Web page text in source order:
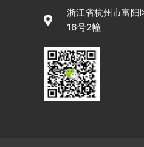
浙江省杭州市富阳
16号2幢